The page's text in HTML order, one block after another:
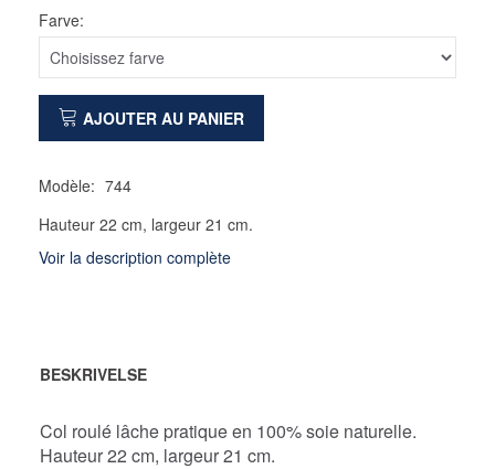
Farve:
AJOUTER AU PANIER
Modèle: 744
Hauteur 22 cm, largeur 21 cm.
Voir la description complète
BESKRIVELSE
Col roulé lâche pratique en 100% soie naturelle.
Hauteur 22 cm, largeur 21 cm.